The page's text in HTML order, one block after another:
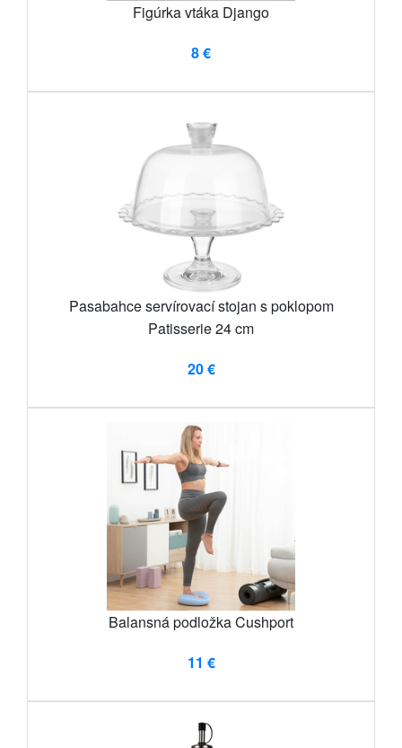
Figúrka vtáka Django
8 €
Pasabahce servírovací stojan s poklopom
Patisserie 24 cm
20 €
Balansná podložka Cushport
11 €